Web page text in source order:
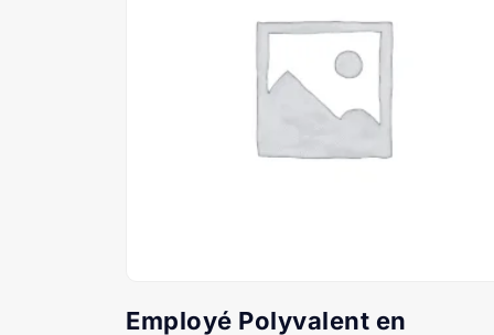
Employé Polyvalent en